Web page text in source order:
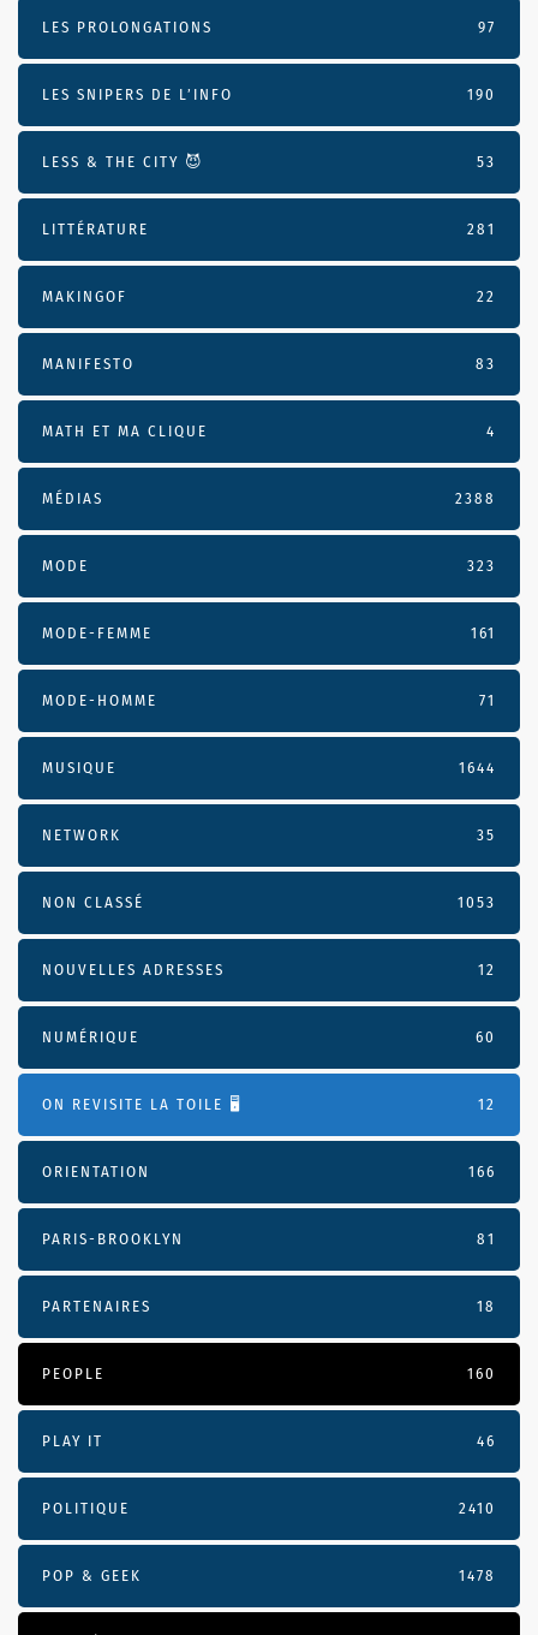
LES PROLONGATIONS 97
LES SNIPERS DE L’INFO 190
LESS & THE CITY 😈 53
LITTÉRATURE 281
MAKINGOF 22
MANIFESTO 83
MATH ET MA CLIQUE 4
MÉDIAS 2388
MODE 323
MODE-FEMME 161
MODE-HOMME 71
MUSIQUE 1644
NETWORK 35
NON CLASSÉ 1053
NOUVELLES ADRESSES 12
NUMÉRIQUE 60
ON REVISITE LA TOILE 🖥️ 12
ORIENTATION 166
PARIS-BROOKLYN 81
PARTENAIRES 18
PEOPLE 160
PLAY IT 46
POLITIQUE 2410
POP & GEEK 1478